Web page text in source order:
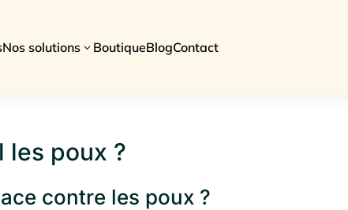
Nos solutions 3 BoutiqueBlogContact
les poux ?
contre les poux ?